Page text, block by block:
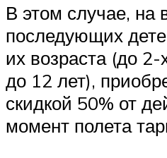
В этом случае, на
последующих
их возраста (до
до 12 лет),
скидкой 50% от
момент полета